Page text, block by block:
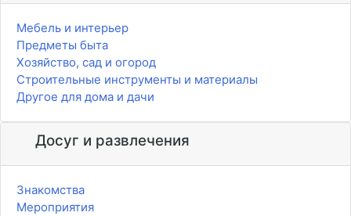
Мебель и интерьер
Предметы быта
Хозяйство, сад и огород
Строительные инструменты и материалы
Другое для дома и дачи
Досуг и развлечения
Знакомства
Мероприятия